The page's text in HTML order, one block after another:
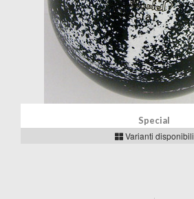
Special
Varianti disponibili